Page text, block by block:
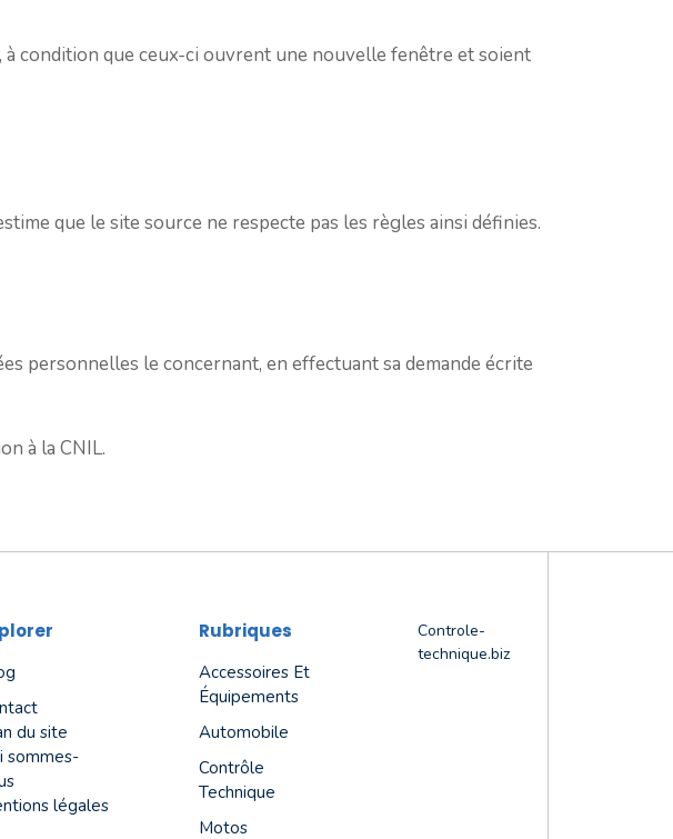
à condition que ceux-ci ouvrent une nouvelle fenêtre et soient
que le site source ne respecte pas les règles ainsi définies.
personnelles le concernant, en effectuant sa demande écrite
à la CNIL.
du site
sommes-
légales
Rubriques
Accessoires Et
Équipements
Automobile
Contrôle
Technique
Motos
Controle-
technique.biz